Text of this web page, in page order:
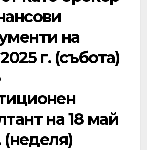
на
г. (събота)
на 18 май
(неделя)